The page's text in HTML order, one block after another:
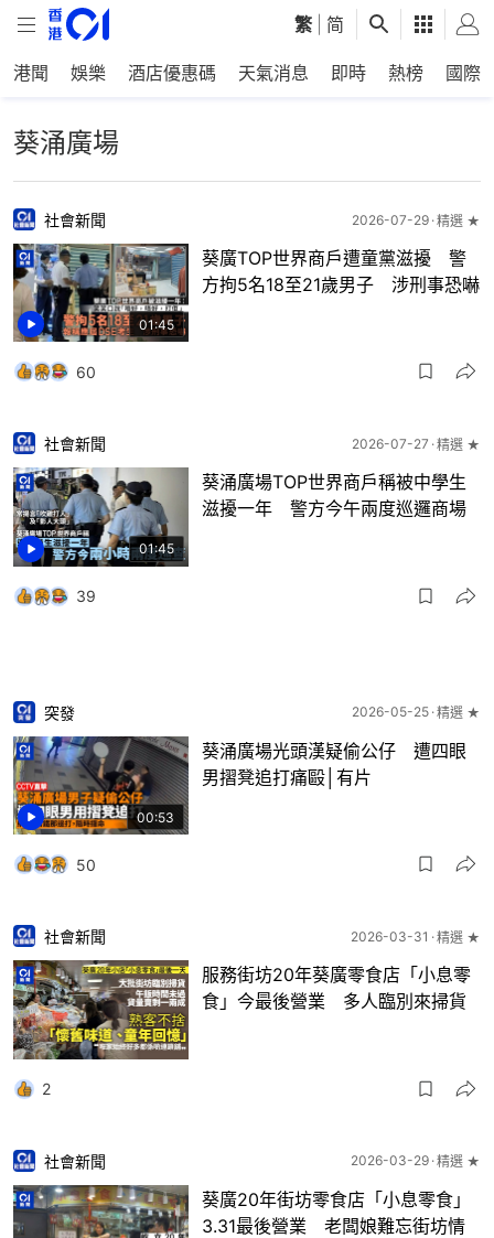
繁 简
港聞 娛樂 酒店優惠碼 天氣消息 即時 熱榜 國際
葵涌廣場
01:45
社會新聞 2026-07-29 精選 ★
葵廣TOP世界商戶遭童黨滋擾 警
方拘5名18至21歲男子 涉刑事恐嚇
60
01:45
社會新聞 2026-07-27 精選 ★
葵涌廣場TOP世界商戶稱被中學生
滋擾一年 警方今午兩度巡邏商場
39
00:53
突發 2026-05-25 精選 ★
葵涌廣場光頭漢疑偷公仔 遭四眼
男摺凳追打痛毆│有片
50
社會新聞 2026-03-31 精選 ★
服務街坊20年葵廣零食店「小息零
食」今最後營業 多人臨別來掃貨
2
社會新聞 2026-03-29 精選 ★
葵廣20年街坊零食店「小息零食」
3.31最後營業 老闆娘難忘街坊情